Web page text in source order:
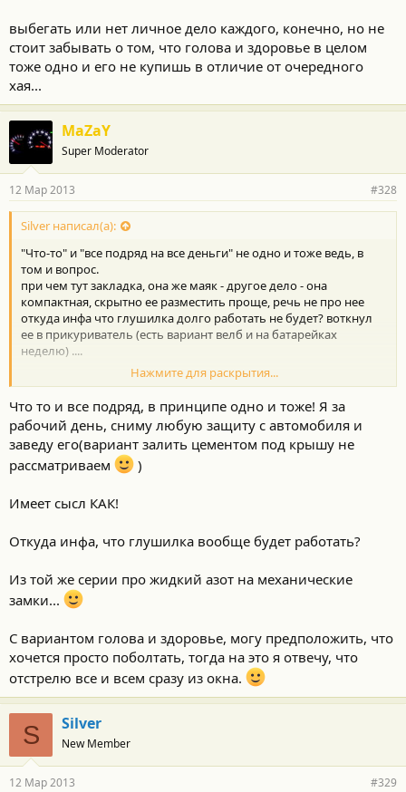
выбегать или нет личное дело каждого, конечно, но не
стоит забывать о том, что голова и здоровье в целом
тоже одно и его не купишь в отличие от очередного
хая...
MaZaY
Super Moderator
12 Мар 2013 #328
Silver написал(а):
"Что-то" и "все подряд на все деньги" не одно и тоже ведь, в
том и вопрос.
при чем тут закладка, она же маяк - другое дело - она
компактная, скрытно ее разместить проще, речь не про нее
откуда инфа что глушилка долго работать не будет? воткнул
ее в прикуриватель (есть вариант велб и на батарейках
неделю) ....
выбегать или нет личное дело каждого, конечно, но не стоит
забывать о том, что голова и здоровье в целом тоже одно и его
не купишь в отличие от очередного хая...
Нажмите для раскрытия...
Что то и все подряд, в принципе одно и тоже! Я за
рабочий день, сниму любую защиту с автомобиля и
заведу его(вариант залить цементом под крышу не
рассматриваем
)
Имеет сысл КАК!
Откуда инфа, что глушилка вообще будет работать?
Из той же серии про жидкий азот на механические
замки...
С вариантом голова и здоровье, могу предположить, что
хочется просто поболтать, тогда на это я отвечу, что
отстрелю все и всем сразу из окна.
S Silver
New Member
12 Мар 2013 #329